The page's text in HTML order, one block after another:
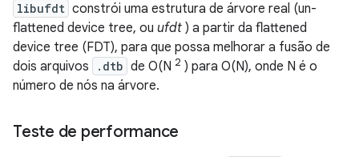
libufdt constrói uma estrutura de árvore real (un-
flattened device tree, ou ufdt ) a partir da flattened
device tree (FDT), para que possa melhorar a fusão de
dois arquivos
.dtb de O(N 2 ) para O(N), onde N é o
número de nós na árvore.
Teste de performance